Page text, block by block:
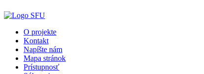
O projekte
Kontakt
Napíšte nám
Mapa stránok
Prístupnosť